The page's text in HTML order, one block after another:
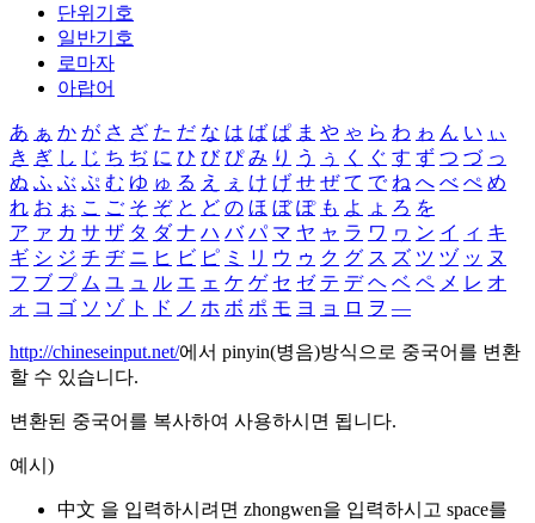
단위기호
일반기호
로마자
아랍어
あ ぁ か が さ ざ た だ な は ば ぱ ま や ゃ ら わ ゎ ん い ぃ
き ぎ し じ ち ぢ に ひ び ぴ み り う ぅ く ぐ す ず つ づ っ
ぬ ふ ぶ ぷ む ゆ ゅ る え ぇ け げ せ ぜ て で ね へ べ ぺ め
れ お ぉ こ ご そ ぞ と ど の ほ ぼ ぽ も よ ょ ろ を
ア ァ カ サ ザ タ ダ ナ ハ バ パ マ ヤ ャ ラ ワ ヮ ン イ ィ キ
ギ シ ジ チ ヂ ニ ヒ ビ ピ ミ リ ウ ゥ ク グ ス ズ ツ ヅ ッ ヌ
フ ブ プ ム ユ ュ ル エ ェ ケ ゲ セ ゼ テ デ ヘ ベ ペ メ レ オ
ォ コ ゴ ソ ゾ ト ド ノ ホ ボ ポ モ ヨ ョ ロ ヲ ―
http://chineseinput.net/에서 pinyin(병음)방식으로 중국어를 변환
할 수 있습니다.
변환된 중국어를 복사하여 사용하시면 됩니다.
예시)
中文 을 입력하시려면 zhongwen을 입력하시고 space를